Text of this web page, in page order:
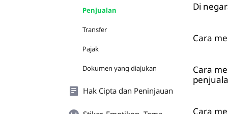
Penjualan
Transfer
Pajak
Dokumen yang diajukan
Hak Cipta dan Peninjauan
Di
Cara
Cara
Cara